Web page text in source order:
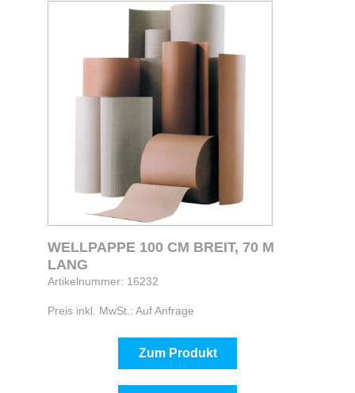
WELLPAPPE 100 CM BREIT, 70 M
LANG
Artikelnummer: 16232
Preis inkl. MwSt.: Auf Anfrage
Zum Produkt